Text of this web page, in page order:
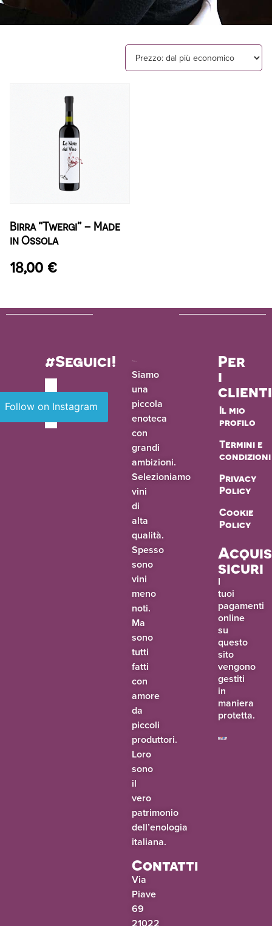
Birra “Twergi” – Made
in Ossola
18,00 €
Siamo
una
piccola
enoteca
con
grandi
ambizioni.
Selezioniamo
vini
di
alta
qualità.
Spesso
sono
vini
meno
noti.
Ma
sono
tutti
fatti
con
amore
da
piccoli
produttori.
Loro
sono
il
vero
patrimonio
dell’enologia
italiana.
Contatti
Via
Piave
69
Per
i
clienti
Il mio
profilo
Termini e
condizioni
Privacy
Policy
Cookie
Policy
sicuri
I
tuoi
pagamenti
online
su
questo
sito
vengono
gestiti
in
maniera
protetta.
#Seguici!
Follow on Instagram